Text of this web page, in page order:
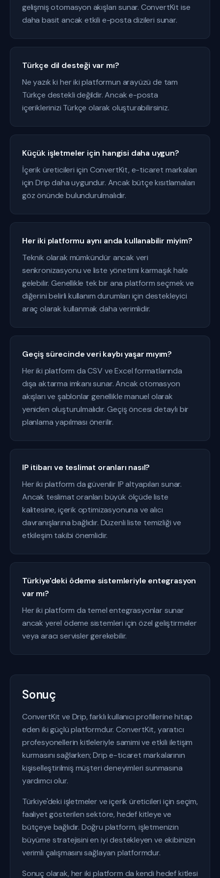
gelişmiş otomasyon akışları sunar. ConvertKit ise
daha basit ancak etkili e-posta dizileri sunar.
Türkçe dil desteği var mı?
Ne yazık ki her iki platformun arayüzü de tam
Türkçe destekli değildir. Ancak e-posta
içeriklerinizi Türkçe olarak oluşturabilirsiniz.
Küçük işletmeler için hangisi daha uygun?
İçerik üreticileri için ConvertKit, e-ticaret markaları
için Drip daha uygundur. Ancak bütçe kısıtlamaları
göz önünde bulundurulmalıdır.
Her iki platformu aynı anda kullanabilir miyim?
Teknik olarak mümkündür ancak veri
senkronizasyonu ve liste yönetimi karmaşık hale
gelebilir. Genellikle tek bir ana platform seçmek ve
diğerini belirli kullanım durumları için destekleyici
araç olarak kullanmak daha verimlidir.
Geçiş sürecinde veri kaybı yaşar mıyım?
Her iki platform da CSV ve Excel formatlarında
dışa aktarma imkanı sunar. Ancak otomasyon
akışları ve şablonlar genellikle manuel olarak
yeniden oluşturulmalıdır. Geçiş öncesi detaylı bir
planlama yapılması önerilir.
IP itibarı ve teslimat oranları nasıl?
Her iki platform da güvenilir IP altyapıları sunar.
Ancak teslimat oranları büyük ölçüde liste
kalitesine, içerik optimizasyonuna ve alıcı
davranışlarına bağlıdır. Düzenli liste temizliği ve
etkileşim takibi önemlidir.
Türkiye'deki ödeme sistemleriyle entegrasyon
var mı?
Her iki platform da temel entegrasyonlar sunar
ancak yerel ödeme sistemleri için özel geliştirmeler
veya aracı servisler gerekebilir.
Sonuç
ConvertKit ve Drip, farklı kullanıcı profillerine hitap
eden iki güçlü platformdur. ConvertKit, yaratıcı
profesyonellerin kitleleriyle samimi ve etkili iletişim
kurmasını sağlarken; Drip e-ticaret markalarının
kişiselleştirilmiş müşteri deneyimleri sunmasına
yardımcı olur.
Türkiye'deki işletmeler ve içerik üreticileri için seçim,
faaliyet gösterilen sektöre, hedef kitleye ve
bütçeye bağlıdır. Doğru platform, işletmenizin
büyüme stratejisini en iyi destekleyen ve ekibinizin
verimli çalışmasını sağlayan platformdur.
Sonuç olarak, her iki platform da kendi hedef kitlesi